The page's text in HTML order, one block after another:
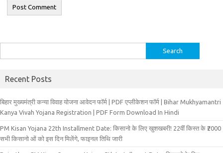
for:
Recent Posts
बिहार मुख्‍यमंत्री कन्‍या विवा‍ह योजना आवेदन फॉर्म | PDF एप्लीकेशन फॉर्म | Bihar Mukhyamantri
Kanya Vivah Yojana Registration | PDF Form Download In Hindi
PM Kisan Yojana 22th Installment Date: किसानो के लिए खुशखबरी! 22वीं किस्त के ₹2000
सभी किसानो ओं को इस दिन मिलेंगे, फाइनल तिथि जारी